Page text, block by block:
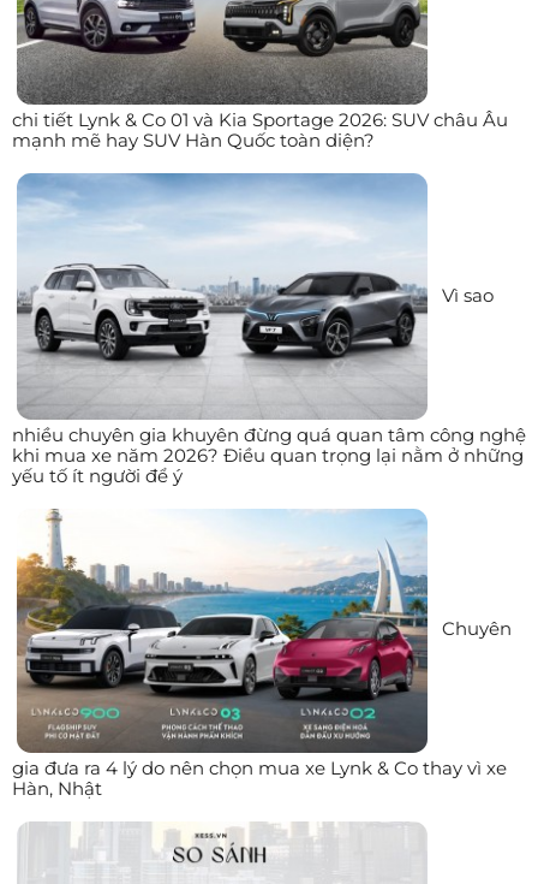
chi tiết Lynk & Co 01 và Kia Sportage 2026: SUV châu Âu
mạnh mẽ hay SUV Hàn Quốc toàn diện?
Vì sao
nhiều chuyên gia khuyên đừng quá quan tâm công nghệ
khi mua xe năm 2026? Điều quan trọng lại nằm ở những
yếu tố ít người để ý
Chuyên
gia đưa ra 4 lý do nên chọn mua xe Lynk & Co thay vì xe
Hàn, Nhật